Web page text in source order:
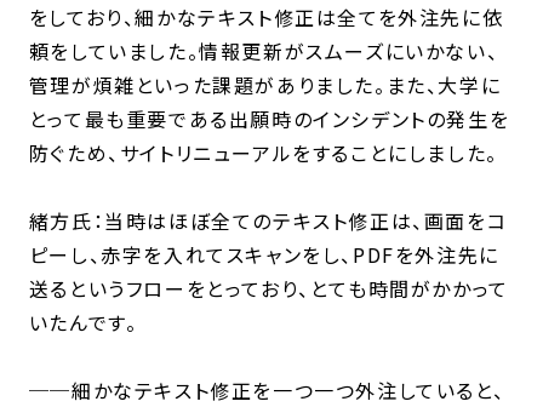
をしており、細かなテキスト修正は全てを外注先に依
頼をしていました。情報更新がスムーズにいかない、
管理が煩雑といった課題がありました。また、大学に
とって最も重要である出願時のインシデントの発生を
防ぐため、サイトリニューアルをすることにしました。
緒方氏：当時はほぼ全てのテキスト修正は、画面をコ
ピーし、赤字を入れてスキャンをし、PDFを外注先に
送るというフローをとっており、とても時間がかかって
いたんです。
──細かなテキスト修正を一つ一つ外注していると、